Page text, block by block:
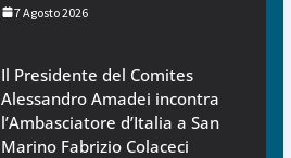
7 Agosto 2026
Il Presidente del Comites
Alessandro Amadei incontra
l’Ambasciatore d’Italia a San
Marino Fabrizio Colaceci